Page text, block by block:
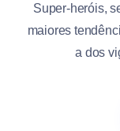
Super-heróis,
maiores
a dos